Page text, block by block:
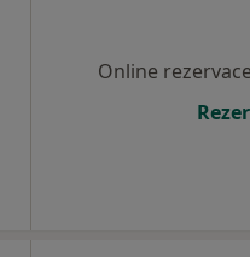
Online